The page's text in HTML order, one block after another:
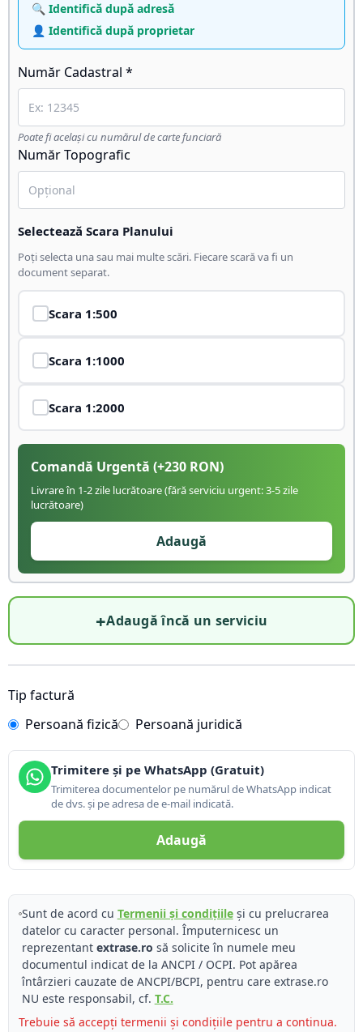
🔍 Identifică după adresă
👤 Identifică după proprietar
Număr Cadastral *
Poate fi același cu numărul de carte funciară
Număr Topografic
Selectează Scara Planului
Poți selecta una sau mai multe scări. Fiecare scară va fi un
document separat.
Scara 1:500
Scara 1:1000
Scara 1:2000
Comandă Urgentă (+230 RON)
Livrare în 1-2 zile lucrătoare (fără serviciu urgent: 3-5 zile
lucrătoare)
Adaugă
+Adaugă încă un serviciu
Tip factură
Persoană fizică
Persoană juridică
Trimitere și pe WhatsApp (Gratuit)
Trimiterea documentelor pe numărul de WhatsApp indicat
de dvs. și pe adresa de e-mail indicată.
Adaugă
Sunt de acord cu Termenii și condițiileși cu prelucrarea
datelor cu caracter personal. Împuternicesc un
reprezentant extrase.ro să solicite în numele meu
documentul indicat de la ANCPI / OCPI. Pot apărea
întârzieri cauzate de ANCPI/BCPI, pentru care extrase.ro
NU este responsabil, cf. T.C.
Trebuie să accepți termenii și condițiile pentru a continua.